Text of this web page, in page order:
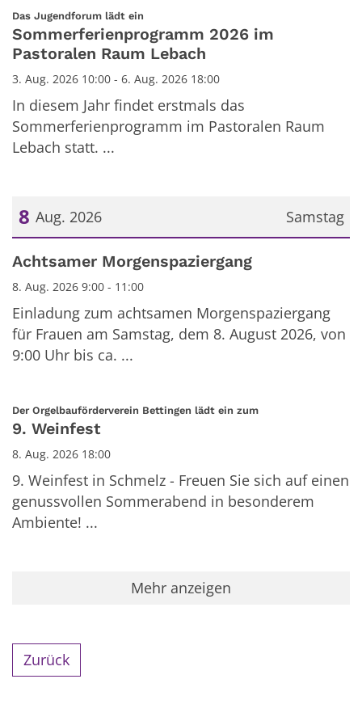
Datum: 3. August 2026
Das Jugendforum lädt ein
Sommerferienprogramm 2026 im
Pastoralen Raum Lebach
3. Aug. 2026 10:00 - 6. Aug. 2026 18:00
In diesem Jahr findet erstmals das
Sommerferienprogramm im Pastoralen Raum
Lebach statt. ...
Samstag
8 Aug. 2026
Datum: 8. August 2026
Achtsamer Morgenspaziergang
8. Aug. 2026 9:00 - 11:00
Einladung zum achtsamen Morgenspaziergang
für Frauen am Samstag, dem 8. August 2026, von
9:00 Uhr bis ca. ...
Der Orgelbauförderverein Bettingen lädt ein zum:
9. Weinfest
8. Aug. 2026 18:00
9. Weinfest in Schmelz - Freuen Sie sich auf einen
genussvollen Sommerabend in besonderem
Ambiente! ...
Mehr anzeigen
Zurück